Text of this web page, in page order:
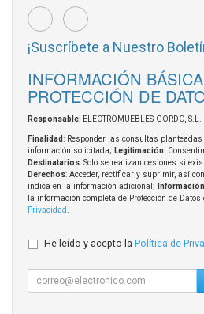
¡Suscríbete a Nuestro
INFORMACIÓN
PROTECCIÓN DE
Responsable: ELECTROMUEBLES GORDO, S.L.
Finalidad: Responder las consultas
información solicitada; Legitimación:
Destinatarios: Solo se realizan cesiones si
Derechos: Acceder, rectificar y suprimir, así
indica en la información adicional;
la información completa de Protección de Datos
Privacidad
He leído y acepto la Política de